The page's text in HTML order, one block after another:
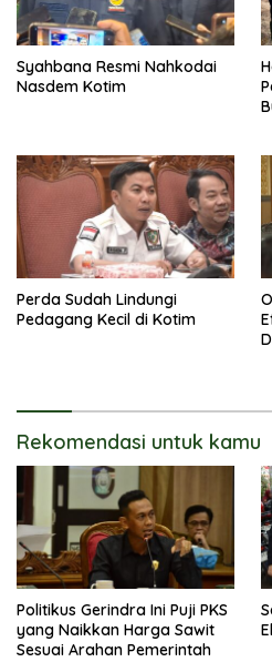
Syahbana Resmi Nahkodai
Nasdem Kotim
Perda Sudah Lindungi
Pedagang Kecil di Kotim
Rekomendasi untuk kamu
Politikus Gerindra Ini Puji PKS
yang Naikkan Harga Sawit
Sesuai Arahan Pemerintah